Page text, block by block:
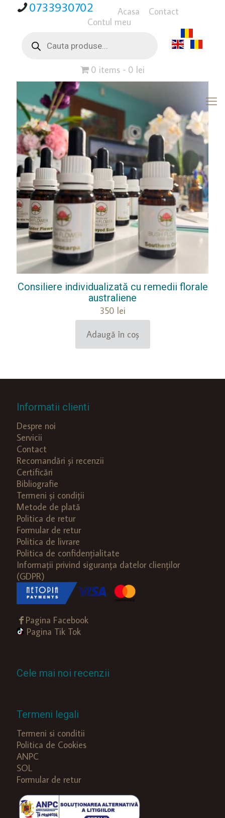
0733930702 Acasa
Contact
Contul meu
search
0 items 0 lei
Consiliere individualizată cu remedii florale
australiene
350 lei
Adaugă în coș
Informatii clienti
Despre noi
Servicii
Contact
Recomandări și recenzii
Certificări
Bibliografie
Termeni și condiții
Metode de plată
Politica de retur
Formular de retur
Politica de livrare
Politica de confidențialitate
Informații privind siguranța datelor clienților
(GDPR)
Pagina Facebook
Pagina Tik Tok
Cele mai noi recenzii
Termeni legali
Termeni si conditii
Politica de Cookies
ANPC
SOL
Formular de retur